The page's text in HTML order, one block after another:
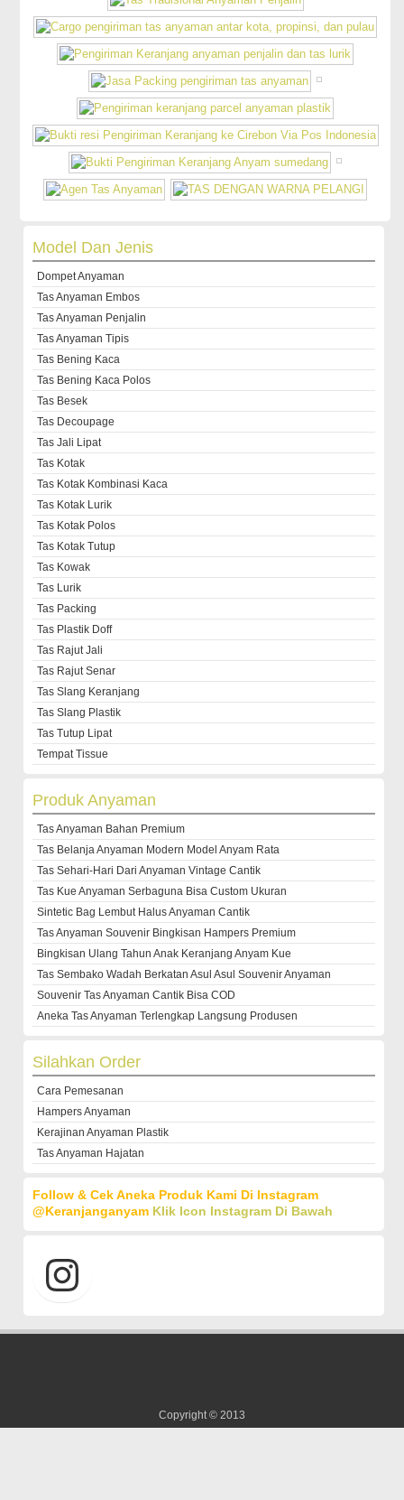
Model Dan Jenis
Dompet Anyaman
Tas Anyaman Embos
Tas Anyaman Penjalin
Tas Anyaman Tipis
Tas Bening Kaca
Tas Bening Kaca Polos
Tas Besek
Tas Decoupage
Tas Jali Lipat
Tas Kotak
Tas Kotak Kombinasi Kaca
Tas Kotak Lurik
Tas Kotak Polos
Tas Kotak Tutup
Tas Kowak
Tas Lurik
Tas Packing
Tas Plastik Doff
Tas Rajut Jali
Tas Rajut Senar
Tas Slang Keranjang
Tas Slang Plastik
Tas Tutup Lipat
Tempat Tissue
Produk Anyaman
Tas Anyaman Bahan Premium
Tas Belanja Anyaman Modern Model Anyam Rata
Tas Sehari-Hari Dari Anyaman Vintage Cantik
Tas Kue Anyaman Serbaguna Bisa Custom Ukuran
Sintetic Bag Lembut Halus Anyaman Cantik
Tas Anyaman Souvenir Bingkisan Hampers Premium
Bingkisan Ulang Tahun Anak Keranjang Anyam Kue
Tas Sembako Wadah Berkatan Asul Asul Souvenir Anyaman
Souvenir Tas Anyaman Cantik Bisa COD
Aneka Tas Anyaman Terlengkap Langsung Produsen
Silahkan Order
Cara Pemesanan
Hampers Anyaman
Kerajinan Anyaman Plastik
Tas Anyaman Hajatan
Follow & Cek Aneka Produk Kami Di Instagram
@keranjanganyam Klik Icon Instagram Di Bawah
Copyright © 2013